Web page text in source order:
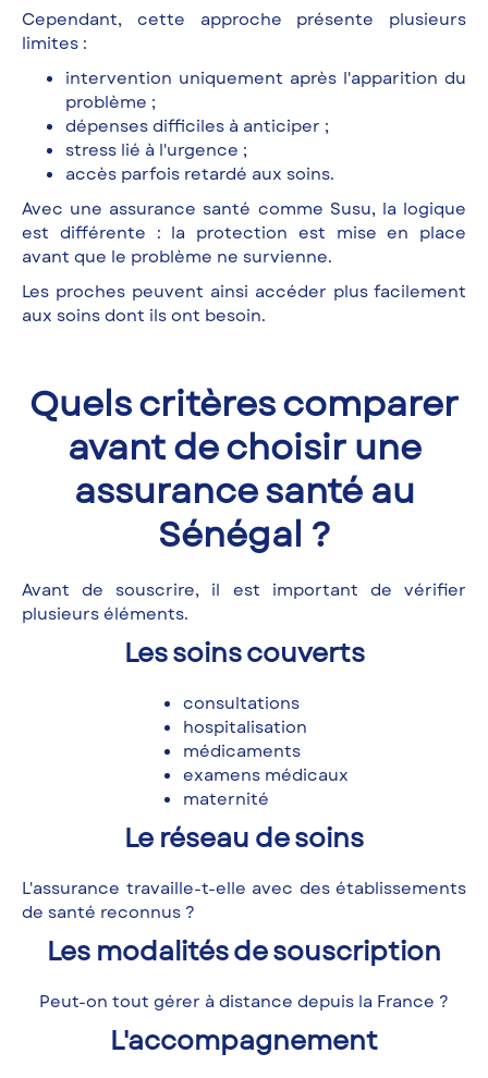
Cependant, cette approche présente plusieurs
limites :
intervention uniquement après l'apparition du
problème ;
dépenses difficiles à anticiper ;
stress lié à l'urgence ;
accès parfois retardé aux soins.
Avec une assurance santé comme Susu, la logique
est différente : la protection est mise en place
avant que le problème ne survienne.
Les proches peuvent ainsi accéder plus facilement
aux soins dont ils ont besoin.
Quels critères comparer
avant de choisir une
assurance santé au
Sénégal ?
Avant de souscrire, il est important de vérifier
plusieurs éléments.
Les soins couverts
consultations
hospitalisation
médicaments
examens médicaux
maternité
Le réseau de soins
L'assurance travaille-t-elle avec des établissements
de santé reconnus ?
Les modalités de souscription
Peut-on tout gérer à distance depuis la France ?
L'accompagnement